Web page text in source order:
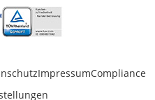
Fenster
neuem Fenster
Öffnet in neuem Fenster
ImpressumCompliance